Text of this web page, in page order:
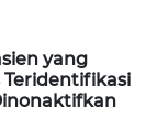
yang
Teridentifikasi